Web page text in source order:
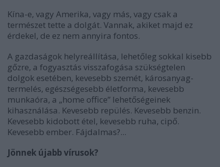
Kína-e, vagy Amerika, vagy más, vagy csak a
természet tette a dolgát. Vannak, akiket majd ez
érdekel, de ez nem annyira fontos.
A gazdaságok helyreállítása, lehetőleg sokkal kisebb
gőzre, a fogyasztás visszafogása szükségtelen
dolgok esetében, kevesebb szemét, károsanyag-
termelés, egészségesebb életforma, kevesebb
munkaóra, a „home office” lehetőségeinek
kihasználása. Kevesebb repülés. Kevesebb benzin.
Kevesebb kidobott étel, kevesebb ruha, cipő.
Kevesebb ember. Fájdalmas?...
Jönnek újabb vírusok?